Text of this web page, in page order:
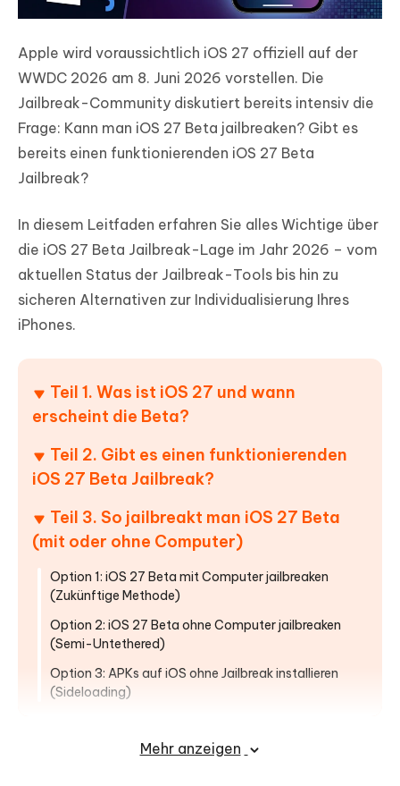
Apple wird voraussichtlich iOS 27 offiziell auf der
WWDC 2026 am 8. Juni 2026 vorstellen. Die
Jailbreak-Community diskutiert bereits intensiv die
Frage: Kann man iOS 27 Beta jailbreaken? Gibt es
bereits einen funktionierenden iOS 27 Beta
Jailbreak?
In diesem Leitfaden erfahren Sie alles Wichtige über
die iOS 27 Beta Jailbreak-Lage im Jahr 2026 – vom
aktuellen Status der Jailbreak-Tools bis hin zu
sicheren Alternativen zur Individualisierung Ihres
iPhones.
Teil 1. Was ist iOS 27 und wann
erscheint die Beta?
Teil 2. Gibt es einen funktionierenden
iOS 27 Beta Jailbreak?
Teil 3. So jailbreakt man iOS 27 Beta
(mit oder ohne Computer)
Option 1: iOS 27 Beta mit Computer jailbreaken
(Zukünftige Methode)
Option 2: iOS 27 Beta ohne Computer jailbreaken
(Semi-Untethered)
Option 3: APKs auf iOS ohne Jailbreak installieren
(Sideloading)
Tenorshare ReiBoot beheben
Mehr anzeigen